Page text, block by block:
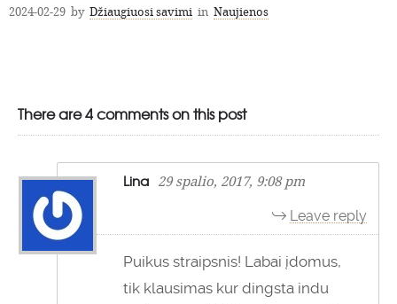
2024-02-29 by Džiaugiuosi savimi in Naujienos
There are 4 comments on this post
Lina 29 spalio, 2017, 9:08 pm
Leave reply
Puikus straipsnis! Labai įdomus,
tik klausimas kur dingsta indu